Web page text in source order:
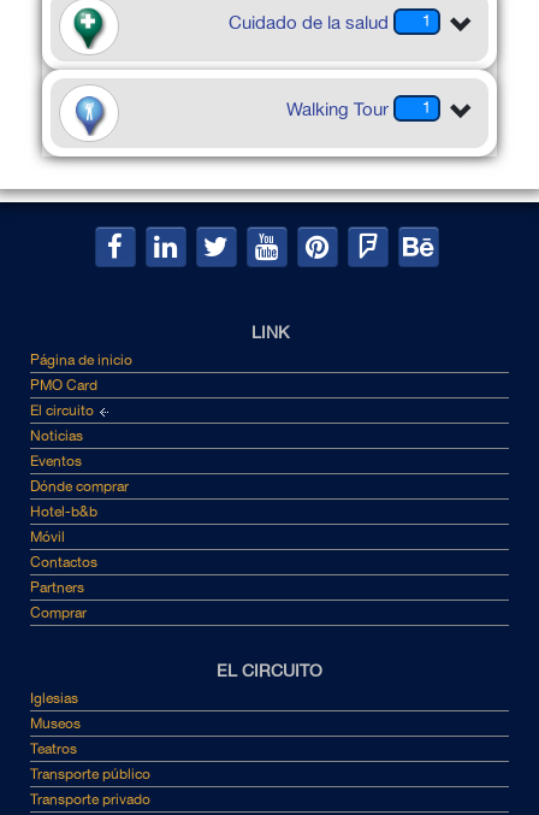
1
Cuidado de la salud
1
Walking Tour
LINK
Página de inicio
PMO Card
El circuito
Noticias
Eventos
Dónde comprar
Hotel-b&b
Móvil
Contactos
Partners
Comprar
EL CIRCUITO
Iglesias
Museos
Teatros
Transporte público
Transporte privado